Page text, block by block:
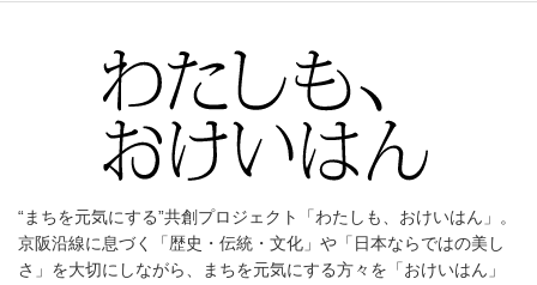
“まちを元気にする”共創プロジェクト「わたしも、おけいはん」。
京阪沿線に息づく「歴史・伝統・文化」や「日本ならではの美し
さ」を大切にしながら、まちを元気にする方々を「おけいはん」